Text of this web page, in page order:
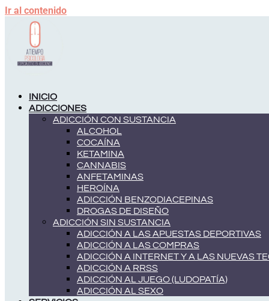
Ir al contenido
INICIO
ADICCIONES
ADICCIÓN CON SUSTANCIA
ALCOHOL
COCAÍNA
KETAMINA
CANNABIS
ANFETAMINAS
HEROÍNA
ADICCIÓN BENZODIACEPINAS
DROGAS DE DISEÑO
ADICCIÓN SIN SUSTANCIA
ADICCIÓN A LAS APUESTAS DEPORTIVAS
ADICCIÓN A LAS COMPRAS
ADICCIÓN A INTERNET Y A LAS NUEVAS
ADICCIÓN A RRSS
ADICCIÓN AL JUEGO (LUDOPATÍA)
ADICCIÓN AL SEXO